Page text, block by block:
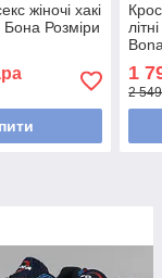
жіночі хакі
Розміри
1
2